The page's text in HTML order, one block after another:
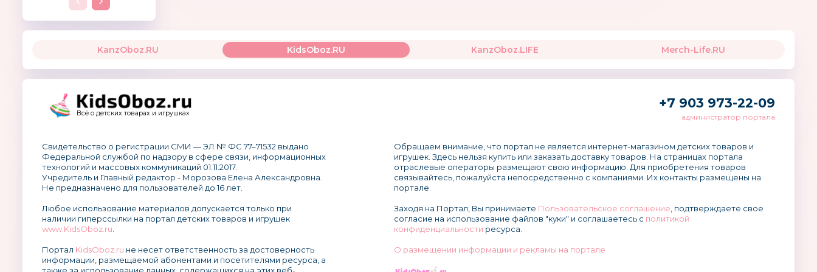
KanzOboz.RU KidsOboz.RU KanzOboz.LIFE Merch-Life.RU
Всё о детских товарах и игрушках
+7 903 973-22-09
администратор портала
Свидетельство о регистрации СМИ — ЭЛ № ФС 77–71532 выдано
Федеральной службой по надзору в сфере связи, информационных
технологий и массовых коммуникаций 01.11.2017.
Учредитель и Главный редактор - Морозова Елена Александровна.
Не предназначено для пользователей до 16 лет.
Любое использование материалов допускается только при
наличии гиперссылки на портал детских товаров и игрушек
www.KidsOboz.ru
Портал KidsOboz.ru не несет ответственность за достоверность
информации, размещаемой абонентами и посетителями ресурса, а
Обращаем внимание, что портал не является интернет-магазином детских товаров и
игрушек. Здесь нельзя купить или заказать доставку товаров. На страницах портала
отраслевые операторы размещают свою информацию. Для приобретения товаров
связывайтесь, пожалуйста непосредственно с компаниями. Их контакты размещены на
портале.
Заходя на Портал, Вы принимаете Пользовательское соглашение , подтверждаете свое
согласие на использование файлов "куки" и соглашаетесь с политикой
конфиденциальности ресурса.
О размещении информации и рекламы на портале